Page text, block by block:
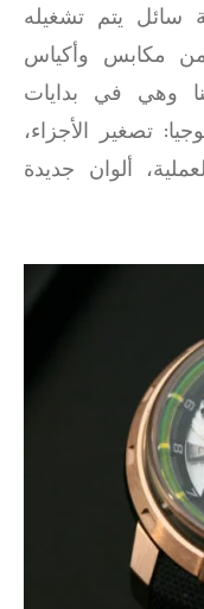
سائل يتم تشغيله
من مكابس وأكياس
وهي في بدايات
تصغير الأجزاء،
ألوان جديدة